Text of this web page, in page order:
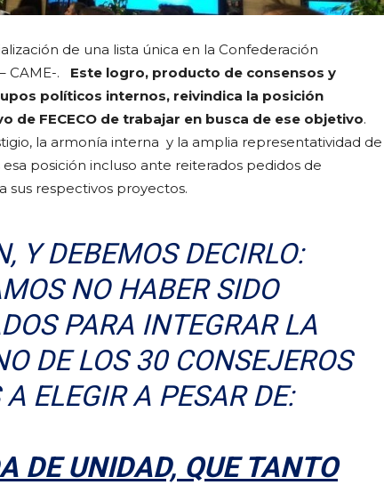
de una lista única en la Confederación
CAME-. Este logro, producto de consensos y
políticos internos, reivindica la posición
de FECECO de trabajar en busca de ese objetivo.
la armonía interna y la amplia representatividad de
posición incluso ante reiterados pedidos de
sus respectivos proyectos.
Y DEBEMOS DECIRLO:
NO HABER SIDO
PARA INTEGRAR LA
DE LOS 30 CONSEJEROS
ELEGIR A PESAR DE:
DE UNIDAD, QUE TANTO